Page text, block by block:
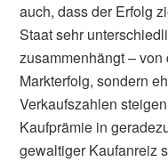
auch, dass der Erfolg
Staat sehr
zusammenhängt –
Markterfolg, sondern
Verkaufszahlen
Kaufprämie in
gewaltiger Kaufanreiz